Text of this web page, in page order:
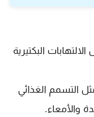
البكتيرية
التسمم الغذائي
والأمعاء.